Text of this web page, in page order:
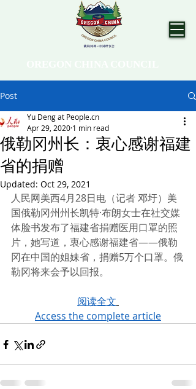
Post
俄勒冈州长：衷心感谢福建
省的捐赠
Yu Deng at People.cn
Apr 29, 2020 1 min read
Updated: Oct 29, 2021
人民网美西4月28日电（记者 邓圩）美
国俄勒冈州州长凯特·布朗女士在社交媒
体脸书发布了福建省捐赠医用口罩的照
片，她写道，衷心感谢福建省——俄勒
冈在中国的姐妹省，捐赠5万个口罩。俄
勒冈将来会予以回报。
阅读全文
Access the complete article